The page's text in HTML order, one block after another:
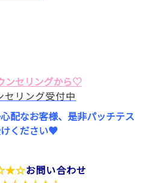
ンセリングから♡
配なお客様、是非パッチテス
けください♥
お問い合わせ